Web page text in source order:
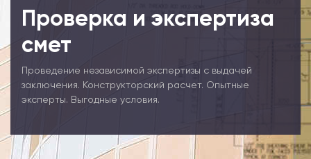
Проверка и экспертиза
смет
Проведение независимой экспертизы с выдачей
заключения. Конструкторский расчет. Опытные
эксперты. Выгодные условия.